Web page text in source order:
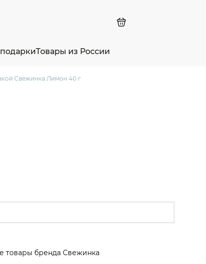
Товары из России
Свежинка Лимон 40 г
товары бренда Свежинка